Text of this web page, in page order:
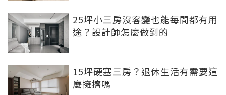
25坪小三房沒客變也能每間都有用
途？設計師怎麼做到的
15坪硬塞三房？退休生活有需要這
麼擁擠嗎